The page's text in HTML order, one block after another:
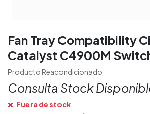
Fan Tray Compatibility
Catalyst C4900M
Producto Reacondicionado
Consulta Stock
Fuera de stock